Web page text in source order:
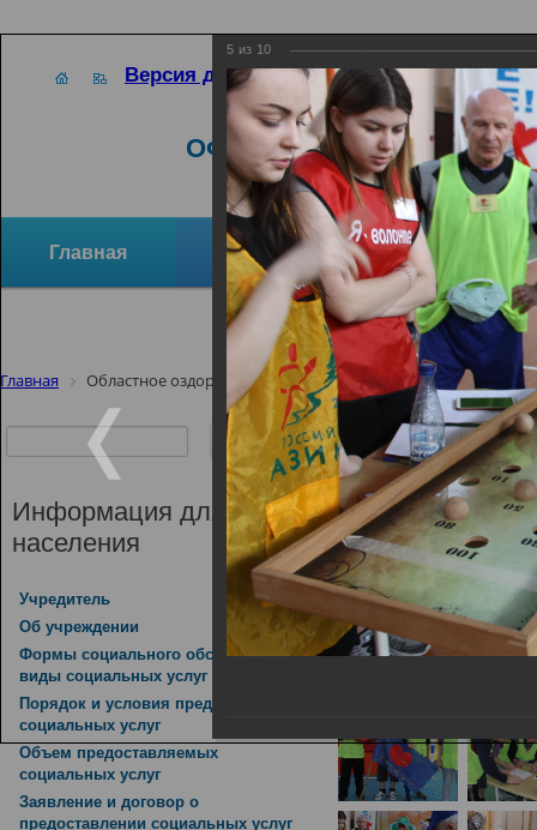
Версия для слабовидящих
ОФИЦИАЛЬНЫЙ САЙТ
Главная Новости Отзывы и
Структура организации Активное долголетие
Главная Областное оздоровительное мероприятие «Ярмарка
Областное
здоровья»
Областное
здоровья»
05.04.2019
Информация для
населения
Учредитель
Об учреждении
Формы социального обслуживания,
виды социальных услуг
Порядок и условия предоставления
социальных услуг
Объем предоставляемых
социальных услуг
Заявление и договор о
предоставлении социальных услуг
5 из 10